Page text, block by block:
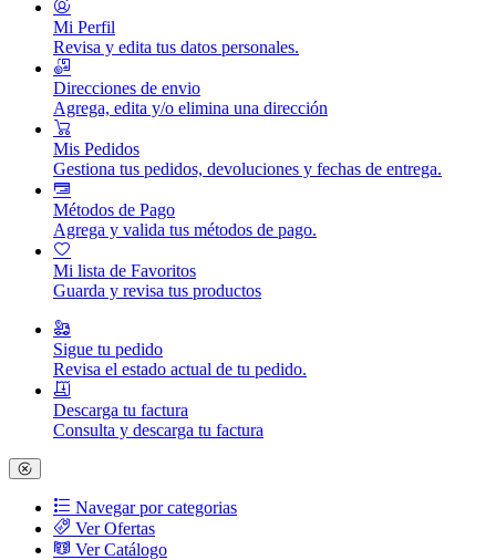
Mi Perfil
Revisa y edita tus datos personales.
Direcciones de envio
Agrega, edita y/o elimina una dirección
Mis Pedidos
Gestiona tus pedidos, devoluciones y fechas de entrega.
Métodos de Pago
Agrega y valida tus métodos de pago.
Mi lista de Favoritos
Guarda y revisa tus productos
Sigue tu pedido
Revisa el estado actual de tu pedido.
Descarga tu factura
Consulta y descarga tu factura
Navegar por categorias
Ver Ofertas
Ver Catálogo